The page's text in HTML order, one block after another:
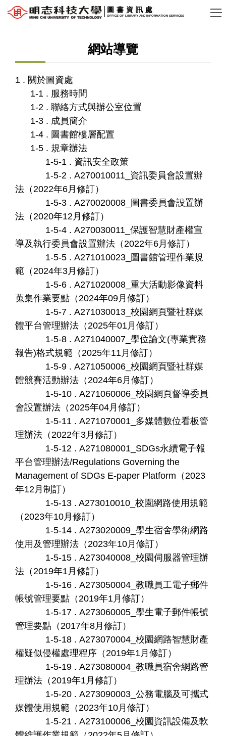
跳
圖書資訊處
OFFICE OF LIBRARY AND INFORMATION SERVICES
網站導覽
1 . 關於圖資處
1-1 . 服務時間
1-2 . 聯絡方式與辦公室位置
1-3 . 成員簡介
1-4 . 圖書館樓層配置
1-5 . 規章辦法
1-5-1 . 資訊安全政策
1-5-2 . A270010011_資訊委員會設置辦
法（2022年6月修訂）
1-5-3 . A270020008_圖書委員會設置辦
法（2020年12月修訂）
1-5-4 . A270030011_保護智慧財產權宣
導及執行委員會設置辦法（2022年6月修訂）
1-5-5 . A271010023_圖書館管理作業規
範（2024年3月修訂）
1-5-6 . A271020008_重大活動影像資料
蒐集作業要點（2024年09月修訂）
1-5-7 . A271030013_校園網頁暨社群媒
體平台管理辦法（2025年01月修訂）
1-5-8 . A271040007_學位論文(專業實務
報告)格式規範（2025年11月修訂）
1-5-9 . A271050006_校園網頁暨社群媒
體競賽活動辦法（2024年6月修訂）
1-5-10 . A271060006_校園網頁督導委員
會設置辦法（2025年04月修訂）
1-5-11 . A271070001_多媒體數位看板管
理辦法（2022年3月修訂）
1-5-12 . A271080001_SDGs永續電子報
平台管理辦法/Regulations Governing the
Management of SDGs E-paper Platform（2023
年12月制訂）
1-5-13 . A273010010_校園網路使用規範
（2023年10月修訂）
1-5-14 . A273020009_學生宿舍學術網路
使用及管理辦法（2023年10月修訂）
1-5-15 . A273040008_校園伺服器管理辦
法（2019年1月修訂）
1-5-16 . A273050004_教職員工電子郵件
帳號管理要點（2019年1月修訂）
1-5-17 . A273060005_學生電子郵件帳號
管理要點（2017年8月修訂）
1-5-18 . A273070004_校園網路智慧財產
權疑似侵權處理程序（2019年1月修訂）
1-5-19 . A273080004_教職員宿舍網路管
理辦法（2019年1月修訂）
1-5-20 . A273090003_公務電腦及可攜式
媒體使用規範（2023年10月修訂）
1-5-21 . A273100006_校園資訊設備及軟